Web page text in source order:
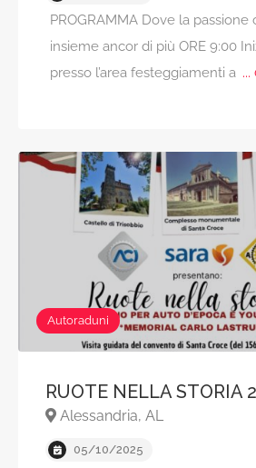
PROGRAMMA Dove la
insieme ancor di più ORE 9:00
presso l’area festeggiamenti a...
Autoraduni
RUOTE NELLA STORIA
Alessandria, AL
05/10/2025